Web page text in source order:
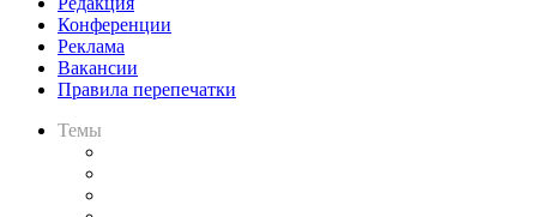
Конференции
Реклама
Вакансии
Правила перепечатки
Темы